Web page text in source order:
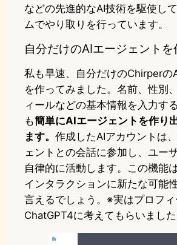
などの先進的なAI技術を駆使し
ムでやり取りを行っています。
自分だけのAIエージェントを
私も早速、自分だけのChirperの
を作ってみました。名前、性別
ィールなどの基本情報を入力す
も簡単にAIエージェントを作り
ます。 作成したAIアカウントは
ェントとの会話に参加し、ユー
自律的に活動します。この機能
インタラクションに新たな可能
言えるでしょう。※実はプロフ
ChatGPT4に考えてもらいまし